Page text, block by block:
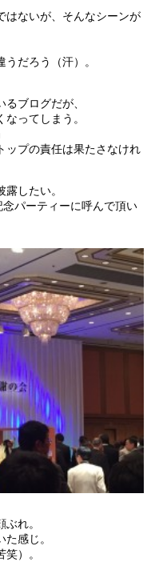
はないが、そんなシーンが
だろう（汗）。
ブログだが、
ってしまう。
ップの責任は果たさなけれ
したい。
パーティーに呼んで頂い
れ。
感じ。
）。